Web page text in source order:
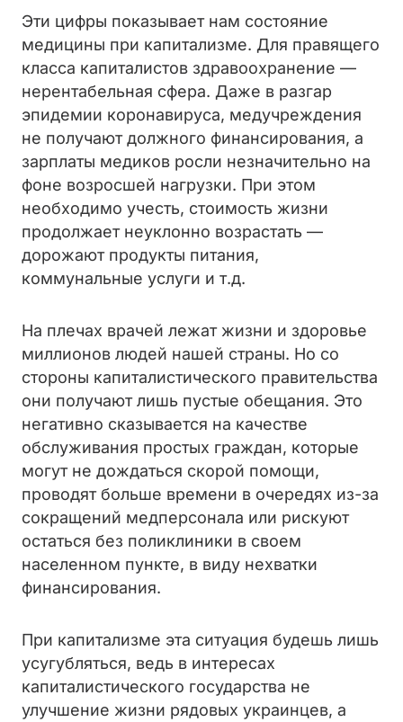
Эти цифры показывает нам состояние
медицины при капитализме. Для правящего
класса капиталистов здравоохранение —
нерентабельная сфера. Даже в разгар
эпидемии коронавируса, медучреждения
не получают должного финансирования, а
зарплаты медиков росли незначительно на
фоне возросшей нагрузки. При этом
необходимо учесть, стоимость жизни
продолжает неуклонно возрастать —
дорожают продукты питания,
коммунальные услуги и т.д.
На плечах врачей лежат жизни и здоровье
миллионов людей нашей страны. Но со
стороны капиталистического правительства
они получают лишь пустые обещания. Это
негативно сказывается на качестве
обслуживания простых граждан, которые
могут не дождаться скорой помощи,
проводят больше времени в очередях из-за
сокращений медперсонала или рискуют
остаться без поликлиники в своем
населенном пункте, в виду нехватки
финансирования.
При капитализме эта ситуация будешь лишь
усугубляться, ведь в интересах
капиталистического государства не
улучшение жизни рядовых украинцев, а